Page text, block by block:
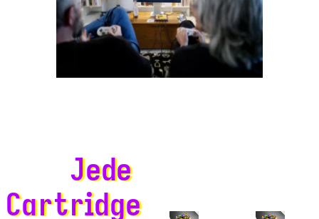
Jede
Cartridge